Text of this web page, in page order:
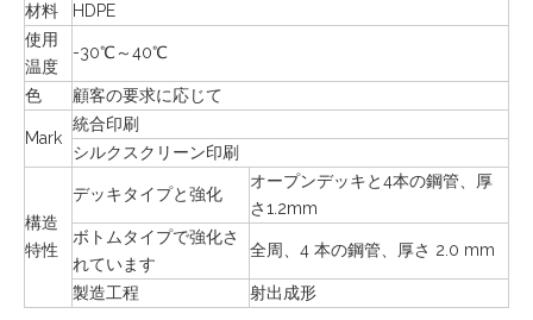
材料
HDPE
使用
温度
-30℃～40℃
色 顧客の要求に応じて
Mark
統合印刷
シルクスクリーン印刷
構造
特性
デッキタイプと強化
オープンデッキと4本の鋼管、厚
さ1.2mm
ボトムタイプで強化さ
れています
全周、4 本の鋼管、厚さ 2.0 mm
製造工程 射出成形